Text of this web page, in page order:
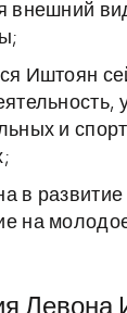
внешний
Иштоян
и
в
на
Левона